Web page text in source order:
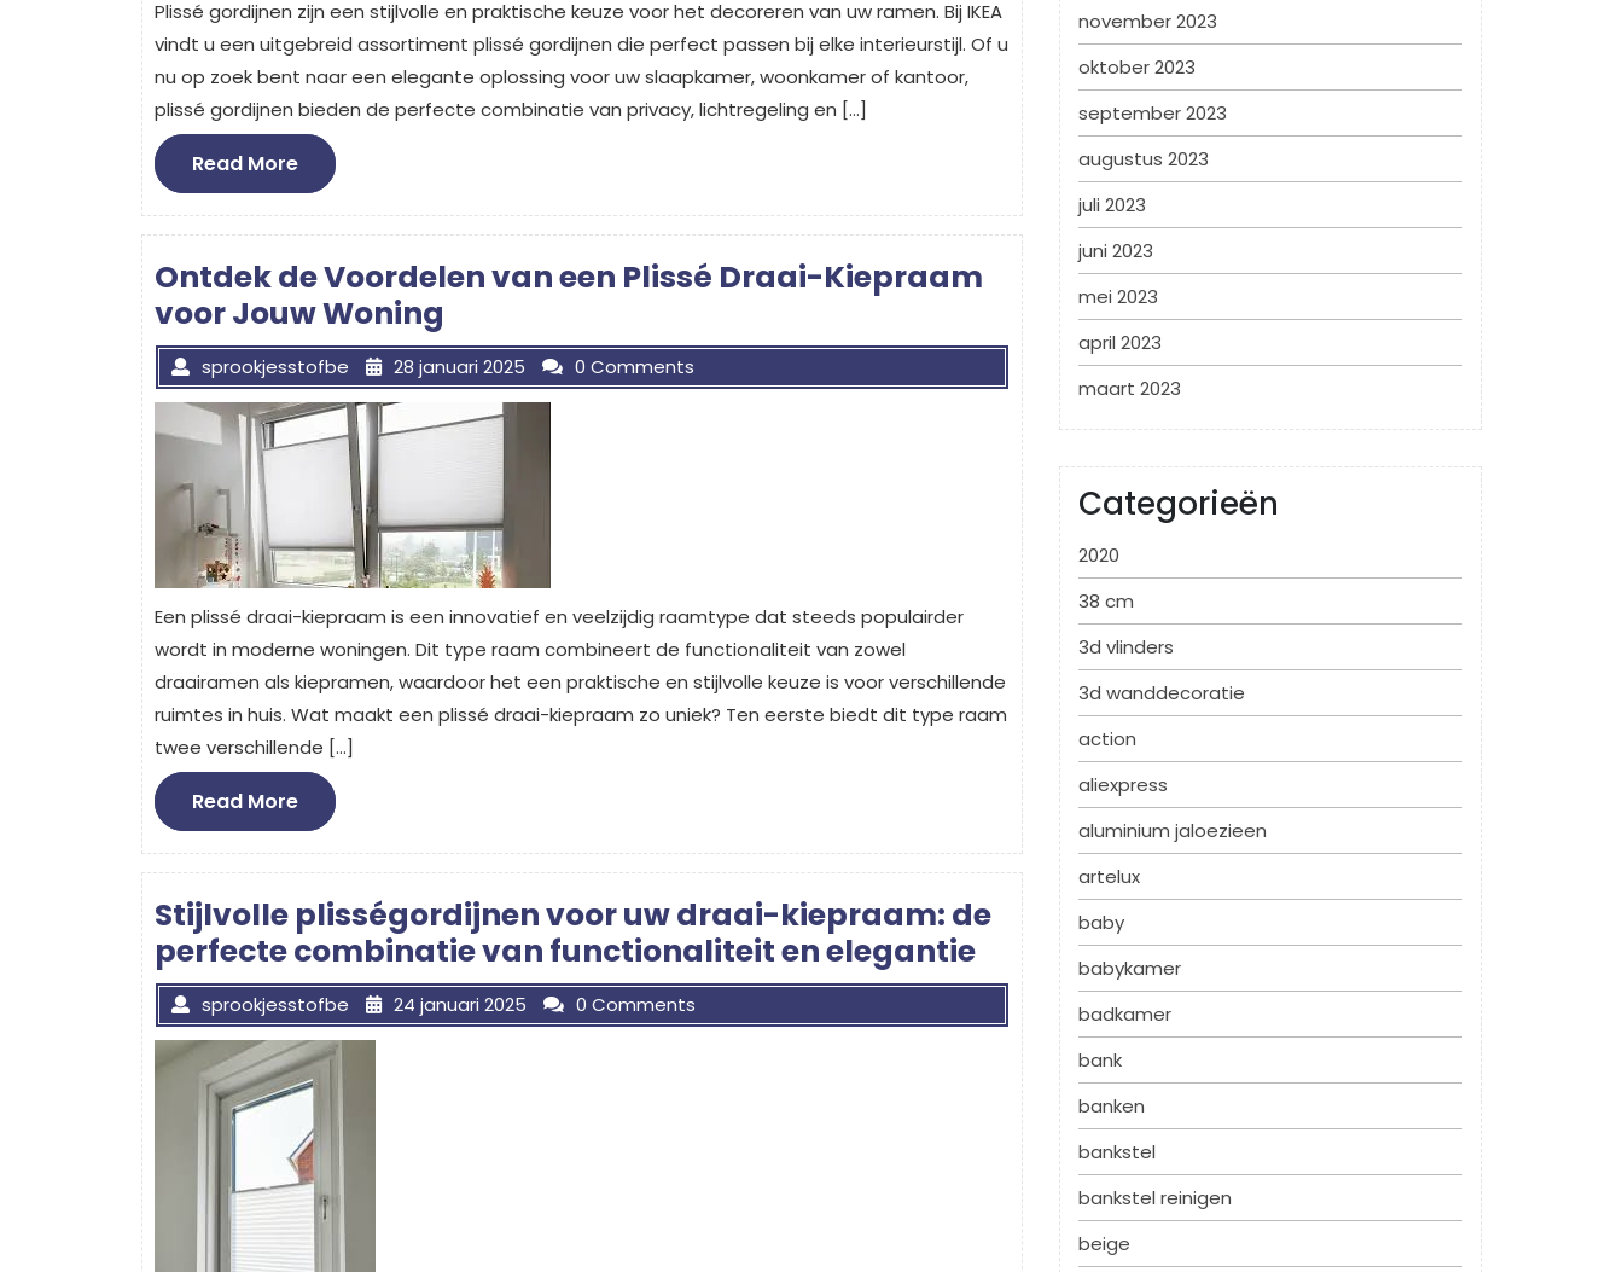
Plissé gordijnen zijn een stijlvolle en praktische keuze voor het decoreren van uw ramen. Bij IKEA
vindt u een uitgebreid assortiment plissé gordijnen die perfect passen bij elke interieurstijl. Of u
nu op zoek bent naar een elegante oplossing voor uw slaapkamer, woonkamer of kantoor,
plissé gordijnen bieden de perfecte combinatie van privacy, lichtregeling en […]
Read MoreRead
More
Ontdek de Voordelen van een Plissé Draai-Kiepraam
voor Jouw Woning
sprookjesstofbe 28 januari 2025 0 Comments
Een plissé draai-kiepraam is een innovatief en veelzijdig raamtype dat steeds populairder
wordt in moderne woningen. Dit type raam combineert de functionaliteit van zowel
draairamen als kiepramen, waardoor het een praktische en stijlvolle keuze is voor verschillende
ruimtes in huis. Wat maakt een plissé draai-kiepraam zo uniek? Ten eerste biedt dit type raam
twee verschillende […]
Read MoreRead
More
Stijlvolle plisségordijnen voor uw draai-kiepraam: de
perfecte combinatie van functionaliteit en elegantie
sprookjesstofbe 24 januari 2025 0 Comments
november 2023
oktober 2023
september 2023
augustus 2023
juli 2023
juni 2023
mei 2023
april 2023
maart 2023
Categorieën
2020
38 cm
3d vlinders
3d wanddecoratie
action
aliexpress
aluminium jaloezieen
artelux
baby
babykamer
badkamer
bank
banken
bankstel
bankstel reinigen
beige